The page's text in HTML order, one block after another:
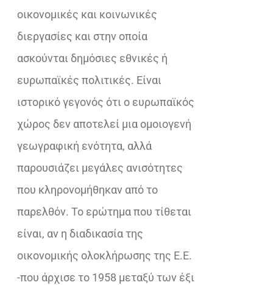
οικονομικές και κοινωνικές
διεργασίες και στην οποία
ασκούνται δημόσιες εθνικές ή
ευρωπαϊκές πολιτικές. Είναι
ιστορικό γεγονός ότι ο ευρωπαϊκός
χώρος δεν αποτελεί μια ομοιογενή
γεωγραφική ενότητα, αλλά
παρουσιάζει μεγάλες ανισότητες
που κληρονομήθηκαν από το
παρελθόν. Το ερώτημα που τίθεται
είναι, αν η διαδικασία της
οικονομικής ολοκλήρωσης της Ε.Ε.
-που άρχισε το 1958 μεταξύ των έξι